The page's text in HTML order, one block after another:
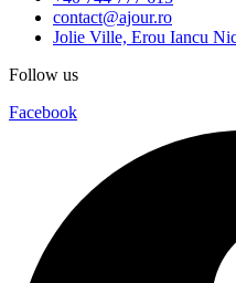
contact@ajour.ro
Jolie Ville, Erou Iancu
Follow us
Facebook